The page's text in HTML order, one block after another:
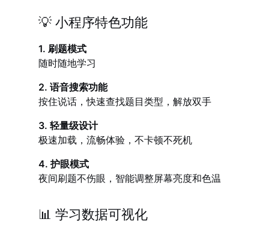
💡 小程序特色功能
1. 刷题模式
随时随地学习
2. 语音搜索功能
按住说话，快速查找题目类型，解放双手
3. 轻量级设计
极速加载，流畅体验，不卡顿不死机
4. 护眼模式
夜间刷题不伤眼，智能调整屏幕亮度和色温
📊 学习数据可视化